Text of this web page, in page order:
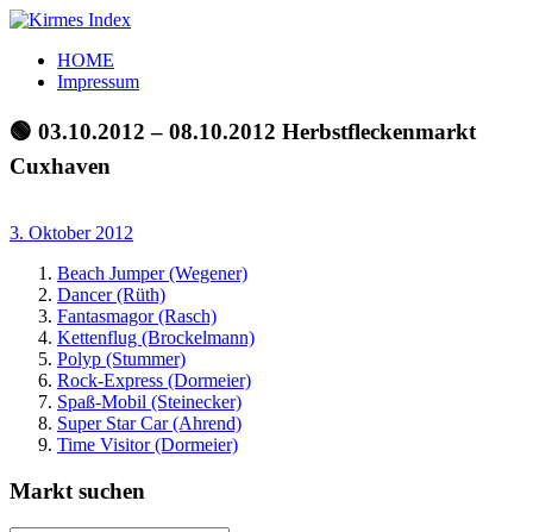
Zum
springen
Kirmes
Index
Tourpläne
der
letzten
Jahre
HOME
Impressum
🟢 03.10.2012 – 08.10.2012 Herbstfleckenmarkt
Cuxhaven
3. Oktober 2012
Beach Jumper (Wegener)
Dancer (Rüth)
Fantasmagor (Rasch)
Kettenflug (Brockelmann)
Polyp (Stummer)
Rock-Express (Dormeier)
Spaß-Mobil (Steinecker)
Super Star Car (Ahrend)
Time Visitor (Dormeier)
Markt suchen